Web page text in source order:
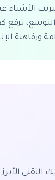
الأشياء
ترفع
ورفاهية
التقني